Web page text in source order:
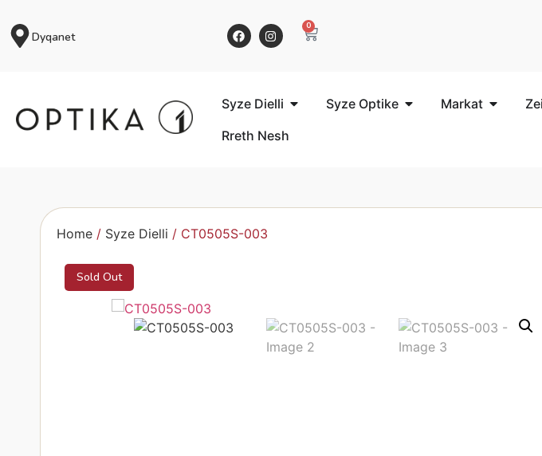
Dyqanet
0
Syze Dielli Syze Optike Markat
Rreth Nesh
Home / Syze Dielli / CT0505S-003
Sold Out